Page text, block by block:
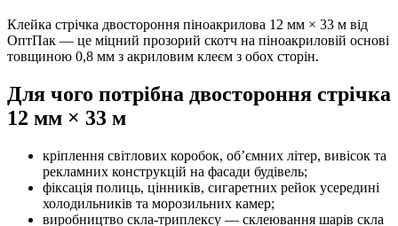
Клейка стрічка двостороння піноакрилова 12 мм × 33 м від
ОптПак — це міцний прозорий скотч на піноакриловій основі
товщиною 0,8 мм з акриловим клеєм з обох сторін.
Для чого потрібна двостороння стрічка
12 мм × 33 м
кріплення світлових коробок, об’ємних літер, вивісок та
рекламних конструкцій на фасади будівель;
фіксація полиць, цінників, сигаретних рейок усередині
холодильників та морозильних камер;
виробництво скла-триплексу — склеювання шарів скла